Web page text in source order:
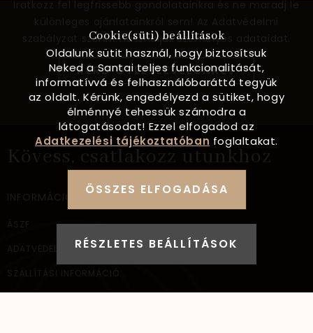
szabályzat szerint használjuk személyes adataidat.
KÉRD ÖTLETLEVELÜNKET
Kövess, csatlakozz utunkhoz
INFORMÁCIÓ
ÁSZF
ADATVÉDELEM
SZÁLLÍTÁSI INFORMÁCIÓ
Cookie(süti) beállítások
Oldalunk sütit használ, hogy biztosítsuk
Neked a Santai teljes funkcionalitását,
informatívvá és felhasználóbaráttá tegyük
az oldalt. Kérünk, engedélyezd a sütiket, hogy
élménnyé tehessük számodra a
látogatásodat! Ezzel elfogadod az
Adatkezelési tájékoztatóban foglaltakat.
ÖSSZES ELFOGADÁSA
RÉSZLETES BEÁLLÍTÁSOK